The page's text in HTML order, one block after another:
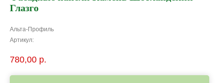
Глазго
Альта-Профиль
Артикул:
780,00 р.